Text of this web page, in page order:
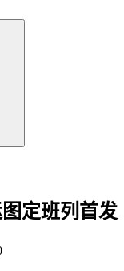
定班列首发